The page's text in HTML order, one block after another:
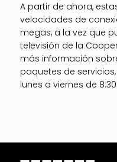
A partir de ahora,
velocidades de
megas, a la vez que
televisión de la
más información
paquetes de servicios,
lunes a viernes de